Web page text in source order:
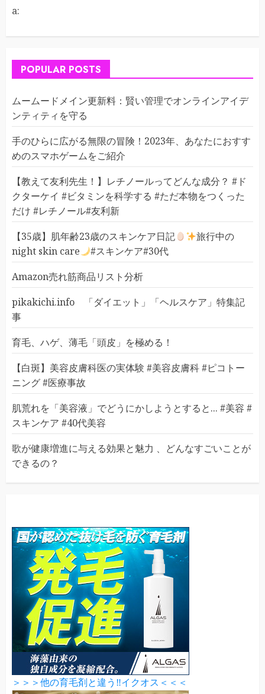
a:
POPULAR POSTS
ムームードメイン更新料：賢い管理でオンラインアイデ
ンティティを守る
手のひらに広がる無限の冒険！2023年、あなたにおすす
めのスマホゲームをご紹介
【教えて友利先生！】レチノールってどんな成分？ #ド
クターケイ #ビタミンを科学する #ただ本物をつくった
だけ #レチノール#友利新
【35歳】肌年齢23歳のスキンケア日記
旅行中の
night skin care
#スキンケア#30代
Amazon売れ筋商品リスト分析
pikakichi.info 「ダイエット」「ヘルスケア」特集記
事
育毛、ハゲ、薄毛「頭皮」を極める！
【白斑】美容皮膚科医の実体験 #美容皮膚科 #ピコトー
ニング #医療事故
肌荒れを「美容液」でどうにかしようとすると... #美容 #
スキンケア #40代美容
歌が健康増進に与える効果と魅力 、どんなすごいことが
できるの？
＞＞＞他の育毛剤と違う‼イクオス＜＜＜